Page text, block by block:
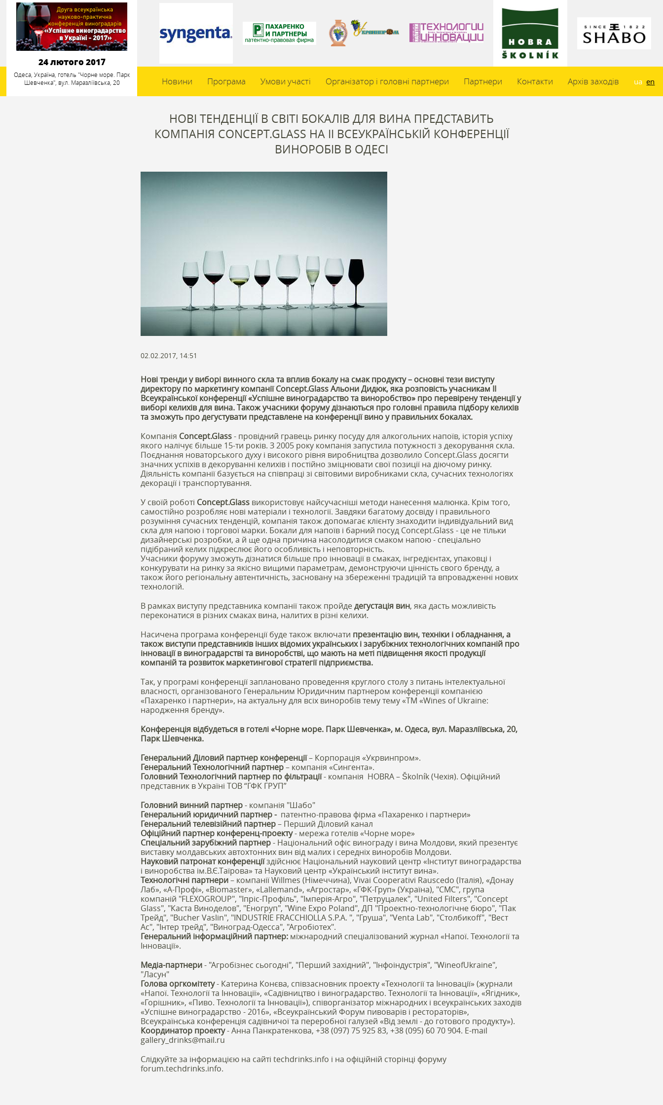
24 лютого 2017
Одеса, Україна, готель "Чорне море. Парк
Шевченка", вул. Маразліївська, 20
Новини Програма Умови участі Організатор і головні партнери Партнери Контакти Архів заходів ua en
НОВІ ТЕНДЕНЦІЇ В СВІТІ БОКАЛІВ ДЛЯ ВИНА ПРЕДСТАВИТЬ
КОМПАНІЯ CONCEPT.GLASS НА ІІ ВСЕУКРАЇНСЬКІЙ КОНФЕРЕНЦІЇ
ВИНОРОБІВ В ОДЕСІ
02.02.2017, 14:51
Нові тренди у виборі винного скла та вплив бокалу на смак продукту – основні тези виступу
директору по маркетингу компанії Concept.Glass Альони Дидюк, яка розповість учасникам ІІ
Всеукраїнської конференції «Успішне виноградарство та виноробство» про перевірену тенденції у
виборі келихів для вина. Також учасники форуму дізнаються про головні правила підбору келихів
та зможуть про дегустувати представлене на конференції вино у правильних бокалах.
Компанія Concept.Glass- провідний гравець ринку посуду для алкогольних напоїв, історія успіху
якого налічує більше 15-ти років. З 2005 року компанія запустила потужності з декорування скла.
Поєднання новаторського духу і високого рівня виробництва дозволило Concept.Glass досягти
значних успіхів в декоруванні келихів і постійно зміцнювати свої позиції на діючому ринку.
Діяльність компанії базується на співпраці зі світовими виробниками скла, сучасних технологіях
декорації і транспортування.
У своїй роботі Concept.Glass використовує найсучасніші методи нанесення малюнка. Крім того,
самостійно розробляє нові матеріали і технології. Завдяки багатому досвіду і правильного
розуміння сучасних тенденцій, компанія також допомагає клієнту знаходити індивідуальний вид
скла для напою і торгової марки. Бокали для напоїв і барний посуд Concept.Glass - це не тільки
дизайнерські розробки, а й ще одна причина насолодитися смаком напою - спеціально
підібраний келих підкреслює його особливість і неповторність.
Учасники форуму зможуть дізнатися більше про інновації в смаках, інгредієнтах, упаковці і
конкурувати на ринку за якісно вищими параметрам, демонструючи цінність свого бренду, а
також його регіональну автентичність, засновану на збереженні традицій та впровадженні нових
технологій.
В рамках виступу представника компанії також пройдедегустація вин, яка дасть можливість
переконатися в різних смаках вина, налитих в різні келихи.
Насичена програма конференції буде також включати презентацію вин, техніки і обладнання, а
також виступи представників інших відомих українських і зарубіжних технологічних компаній про
інновації в виноградарстві та виноробстві, що мають на меті підвищення якості продукції
компаній та розвиток маркетингової стратегії підприємства.
Так, у програмі конференції заплановано проведення круглого столу з питань інтелектуальної
власності, організованого Генеральним Юридичним партнером конференції компанією
«Пахаренко і партнери», на актуальну для всіх виноробів тему тему «ТМ «Wines of Ukraine:
народження бренду».
Конференція відбудеться в готелі «Чорне море. Парк Шевченка», м. Одеса, вул. Маразліївська, 20,
Парк Шевченка.
Генеральний Діловий партнер конференції– Корпорація «Укрвинпром».
Генеральний Технологічний партнер– компанія «Сингента».
Головний Технологічний партнер по фільтрації- компанія HOBRA – Školník (Чехія). Офіційний
представник в Україні ТОВ “ГФК ГРУП”
Головний винний партнер- компанія "Шабо"
Генеральний юридичний партнер -патентно-правова фірма «Пахаренко і партнери»
Генеральний телевізійний партнер– Перший Діловий канал
Офіційний партнер конференц-проекту- мережа готелів «Чорне море»
Спеціальний зарубіжний партнер- Національний офіс винограду і вина Молдови, який презентує
виставку молдавських автохтонних вин від малих і середніх виноробів Молдови.
Науковий патронат конференціїздійснює Національний науковий центр «Інститут виноградарства
і виноробства ім.В.Є.Таїрова» та Науковий центр «Український інститут вина».
Технологічні партнери– компанії Willmes (Німеччина), Vivai Cooperativi Rauscedo (Італія), «Донау
Лаб», «А-Профі», «Вiomaster», «Lallemand», «Агростар», «ГФК-Груп» (Україна), "СМС", група
компаній "FLEXOGROUP", "Іпріс-Профіль", "Імперія-Агро", "Петруцалек", "United Filters", "Concept
Glass", "Каста Виноделов", "Еногруп", "Wine Expo Poland", ДП "Проектно-технологічне бюро", "Пак
Трейд", "Bucher Vaslin", "INDUSTRIE FRACCHIOLLA S.P.A. ", "Груша", "Venta Lab", "Столбикоff", "Вест
Ас", "Інтер трейд", "Виноград-Одесса", "Агробіотех".
Генеральний інформаційний партнер: міжнародний спеціалізований журнал «Напої. Технології та
Інновації».
Медіа-партнери- "Агробізнес сьогодні", "Перший західний", "Інфоіндустрія", "WineofUkraine",
"Ласун"
Голова оргкомітету- Катерина Конєва, співзасновник проекту «Технології та Інновації» (журнали
«Напої. Технології та Інновації», «Садівництво і виноградарство. Технології та Інновації», «Ягідник»,
«Горішник», «Пиво. Технології та Інновації»), співорганізатор міжнародних і всеукраїнських заходів
«Успішне виноградарство - 2016», «Всеукраїнський Форум пивоварів і рестораторів»,
Всеукраїнська конференція садівничої та переробної галузей «Від землі - до готового продукту»).
Координатор проекту- Анна Панкратенкова, +38 (097) 75 925 83, +38 (095) 60 70 904. E-mail
gallery_drinks@mail.ru
Слідкуйте за інформацією на сайті techdrinks.info і на офіційній сторінці форуму
forum.techdrinks.info.